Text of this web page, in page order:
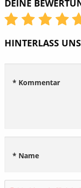
DEINE
HINTERLASS
* Kommentar
* Name